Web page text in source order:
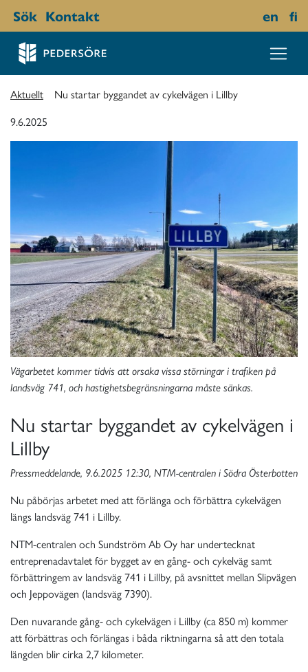
Sök Kontakt en fi
Aktuellt
Nu startar byggandet av cykelvägen i Lillby
9.6.2025
Vägarbetet kommer tidvis att orsaka vissa störningar i trafiken på
landsväg 741, och hastighetsbegränsningarna måste sänkas.
Nu startar byggandet av cykelvägen i
Lillby
Pressmeddelande, 9.6.2025 12:30, NTM-centralen i Södra Österbotten
Nu påbörjas arbetet med att förlänga och förbättra cykelvägen
längs landsväg 741 i Lillby.
NTM-centralen och Sundström Ab Oy har undertecknat
entreprenadavtalet för bygget av en gång- och cykelväg samt
förbättringem av landsväg 741 i Lillby, på avsnittet mellan Slipvägen
och Jeppovägen (landsväg 7390).
Den nuvarande gång- och cykelvägen i Lillby (ca 850 m) kommer
att förbättras och förlängas i båda riktningarna så att den totala
längden blir cirka 2,7 kilometer.